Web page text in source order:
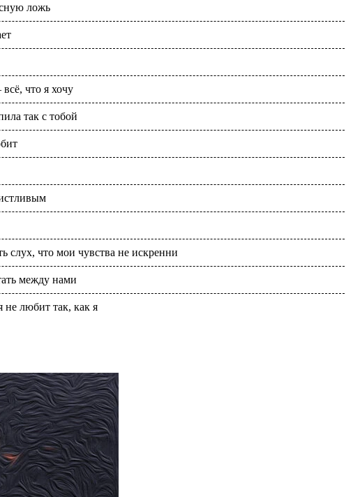
ложь
что я хочу
так с тобой
слух, что мои чувства не искренни
между нами
не любит так, как я